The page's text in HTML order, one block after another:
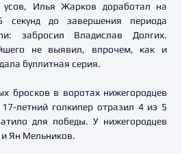
усов, Илья Жарков доработал на
до завершения периода
забросил Владислав Долгих.
не выявил, впрочем, как и
буллитная серия.
бросков в воротах нижегородцев
летний голкипер отразил 4 из 5
для победы. У нижегородцев
и Ян Мельников.